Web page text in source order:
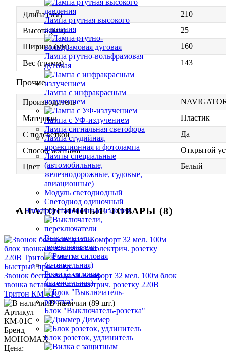
Лампа ртутная высокого
давления
Лампа ртутно-вольфрамовая
дуговая
Лампа с инфракрасным
излучением
Лампа с УФ-излучением
Лампа сигнальная светофора
Лампа студийная,
проекционная и фотолампа
Лампы специальные
(автомобильные,
железнодорожные, судовые,
авиационные)
Модуль светодиодный
Светодиод одиночный
Электроустановочные изделия
Выключатели,
переключатели
Розетка силовая
(штепсельная)
Блок "Выключатель-розетка"
Диммер
Блок розеток, удлинитель
Длина (мм)
210
Высота (мм)
25
Ширина (мм)
160
Вес (грамм)
143
Прочие
Производитель
Материал
Пластик
С подсветкой
Да
Способ монтажа
Открытой
Цвет
Белый
АНАЛОГИЧНЫЕ ТОВАРЫ (8)
Быстрый просмотр
Звонок беспроводной Комфорт 32 мел. 100м блок
звонка вставляется в электрич. розетку 220В
Тритон КМ-01С
В наличии (89 шт.)
Артикул
КМ-01С
Бренд
МОНОМАХ
Цена: